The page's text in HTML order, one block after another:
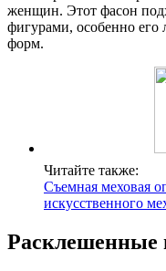
женщин. Этот фасон
фигурами, особенно
форм.
Читайте также:
Съемная меховая
искусственного
Расклешенные